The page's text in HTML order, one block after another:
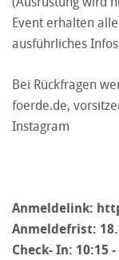
Event erhalten
ausführliches
Bei Rückfragen
foerde.de,
Instagram
Anmeldelink:
Anmeldefrist:
Check- In: 10:15